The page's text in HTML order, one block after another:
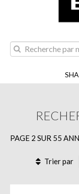
PAGE 2 SUR 55
Trier par